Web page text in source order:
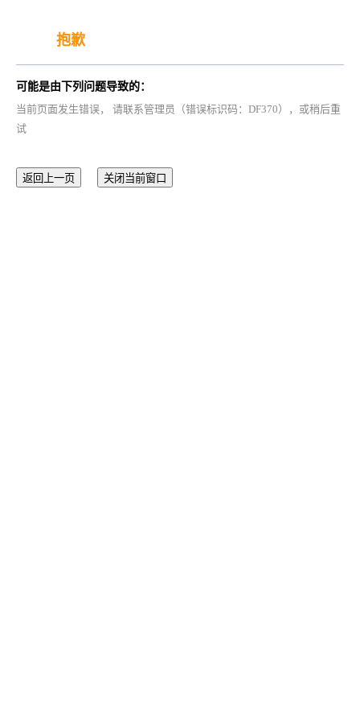
抱歉
可能是由下列问题导致的：
当前页面发生错误， 请联系管理员（错误标识码：DF370），或稍后重
试